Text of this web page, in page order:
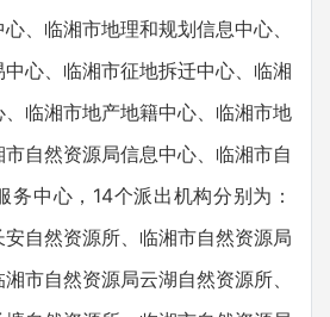
、临湘市地理和规划信息中心、
心、临湘市征地拆迁中心、临湘
临湘市地产地籍中心、临湘市地
自然资源局信息中心、临湘市自
务中心，14个派出机构分别为：
自然资源所、临湘市自然资源局
市自然资源局云湖自然资源所、